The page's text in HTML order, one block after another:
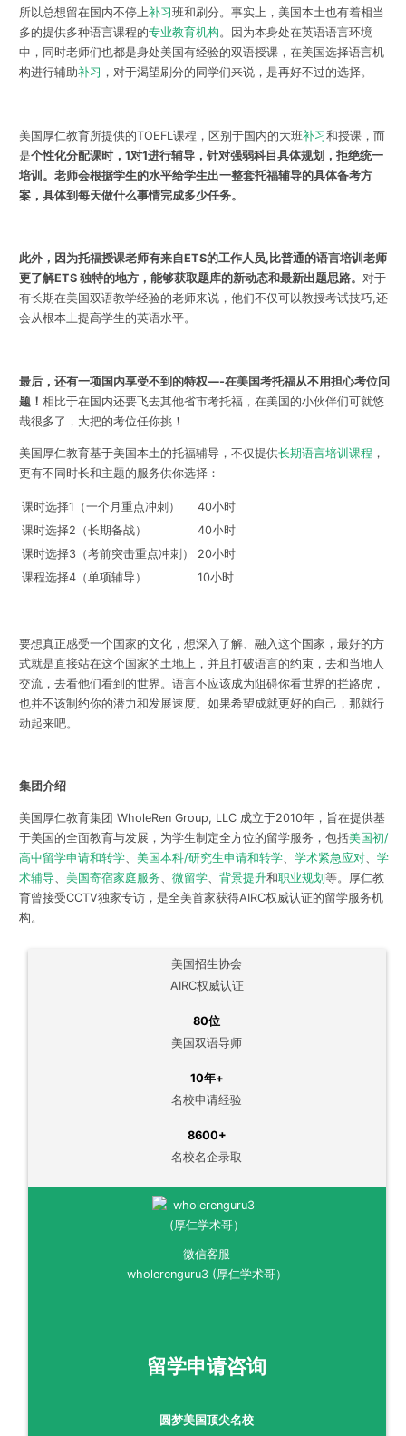
所以总想留在国内不停上补习班和刷分。事实上，美国本土也有着相当
多的提供多种语言课程的专业教育机构。因为本身处在英语语言环境
中，同时老师们也都是身处美国有经验的双语授课，在美国选择语言机
构进行辅助补习 ，对于渴望刷分的同学们来说，是再好不过的选择。
美国厚仁教育所提供的TOEFL课程，区别于国内的大班补习和授课，而
是个性化分配课时，1对1进行辅导，针对强弱科目具体规划，拒绝统一
培训。老师会根据学生的水平给学生出一整套托福辅导的具体备考方
案，具体到每天做什么事情完成多少任务。
此外，因为托福授课老师有来自ETS的工作人员,比普通的语言培训老师
更了解ETS 独特的地方，能够获取题库的新动态和最新出题思路。 对于
有长期在美国双语教学经验的老师来说，他们不仅可以教授考试技巧,还
会从根本上提高学生的英语水平。
最后，还有一项国内享受不到的特权—-在美国考托福从不用担心考位问
题！ 相比于在国内还要飞去其他省市考托福，在美国的小伙伴们可就悠
哉很多了，大把的考位任你挑！
美国厚仁教育基于美国本土的托福辅导，不仅提供长期语言培训课程 ，
更有不同时长和主题的服务供你选择：
课时选择1（一个月重点冲刺）
40小时
课时选择2（长期备战）
40小时
课时选择3（考前突击重点冲刺）
20小时
课程选择4（单项辅导）
10小时
要想真正感受一个国家的文化，想深入了解、融入这个国家，最好的方
式就是直接站在这个国家的土地上，并且打破语言的约束，去和当地人
交流，去看他们看到的世界。语言不应该成为阻碍你看世界的拦路虎，
也并不该制约你的潜力和发展速度。如果希望成就更好的自己，那就行
动起来吧。
集团介绍
美国厚仁教育集团 WholeRen Group, LLC 成立于2010年，旨在提供基
于美国的全面教育与发展，为学生制定全方位的留学服务，包括美国初/
高中留学申请和转学、 美国本科/研究生申请和转学、 学术紧急应对、 学
术辅导、 美国寄宿家庭服务、 微留学、 背景提升和职业规划 等。厚仁教
育曾接受CCTV独家专访，是全美首家获得AIRC权威认证的留学服务机
构。
美国招生协会
AIRC权威认证
80位
美国双语导师
10年+
名校申请经验
8600+
名校名企录取
微信客服
wholerenguru3 (厚仁学术哥）
留学申请咨询
圆梦美国顶尖名校